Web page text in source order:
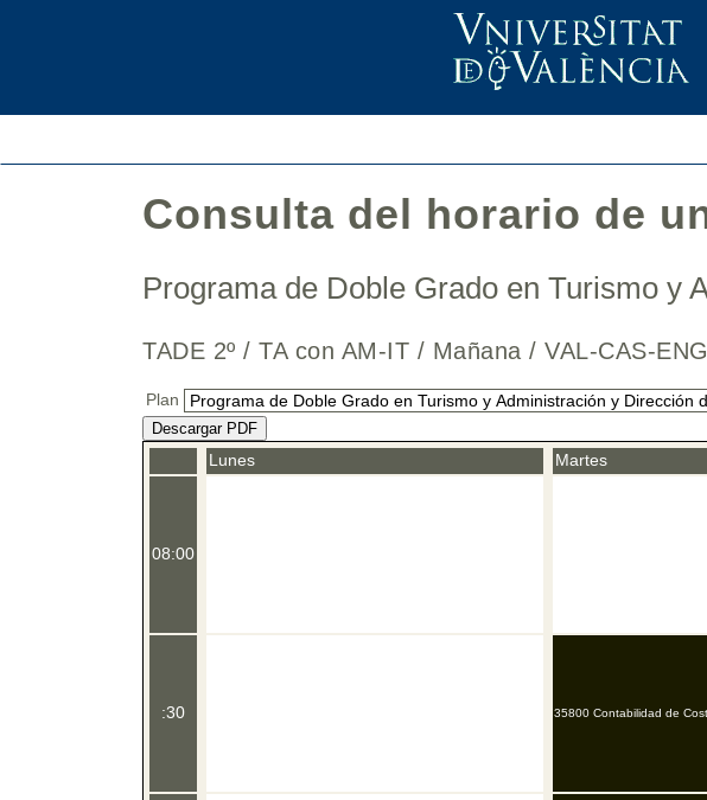
Consulta del horario de
Programa de Doble Grado en Turismo y
TADE 2º / TA con AM-IT / Mañana / VAL-CAS-
Plan
Descargar PDF
08:00
:30
Lunes Martes
35800 Contabilidad de